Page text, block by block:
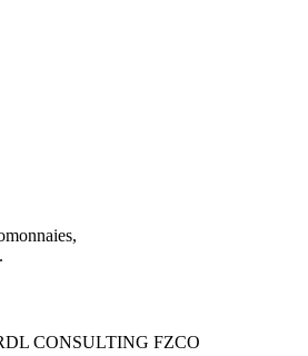
CONSULTING FZCO